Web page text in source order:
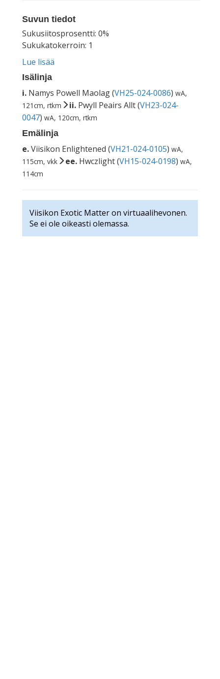
Suvun tiedot
Sukusiitosprosentti: 0%
Sukukatokerroin: 1
Lue lisää
Isälinja
i. Namys Powell Maolag (VH25-024-0086) wA,
121cm, rtkm
ii. Pwyll Peairs Allt (VH23-024-
0047) wA, 120cm, rtkm
Emälinja
e.Viisikon Enlightened (VH21-024-0105) wA,
115cm, vkk
ee. Hwczlight (VH15-024-0198) wA,
114cm
Viisikon Exotic Matter on virtuaalihevonen.
Se ei ole oikeasti olemassa.